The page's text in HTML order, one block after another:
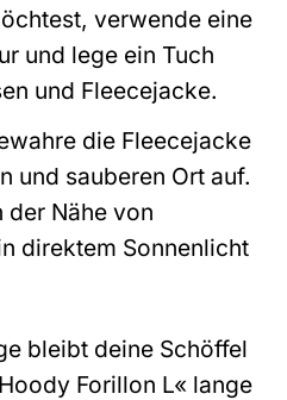
verwende eine
und lege ein Tuch
und Fleecejacke.
die Fleecejacke
und sauberen Ort auf.
der Nähe von
direktem Sonnenlicht
bleibt deine Schöffel
Forillon L« lange